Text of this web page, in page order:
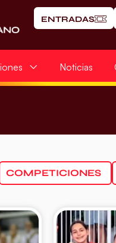
ENTRADAS
Noticias
COMPETICIONES